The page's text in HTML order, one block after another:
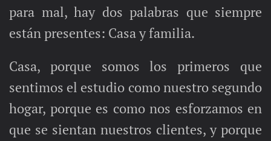
para mal, hay dos palabras que siempre
están presentes: Casa y familia.
Casa, porque somos los primeros que
sentimos el estudio como nuestro segundo
hogar, porque es como nos esforzamos en
que se sientan nuestros clientes, y porque